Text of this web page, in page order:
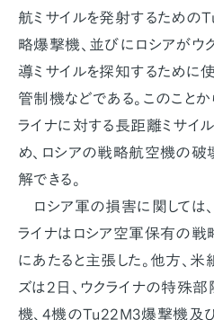
航ミサイルを発射するための
略爆撃機、並びにロシアがウ
導ミサイルを探知するために
管制機などである。このことか
ライナに対する長距離ミサイ
め、ロシアの戦略航空機の破
解できる。
ロシア軍の損害に関しては
ライナはロシア空軍保有の
にあたると主張した。他方、米
ズは2日、ウクライナの特殊
機、4機のTu22M3爆撃機及